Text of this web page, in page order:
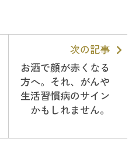
次の記事
お酒で顔が赤くなる
方へ。それ、がんや
生活習慣病のサイン
かもしれません。